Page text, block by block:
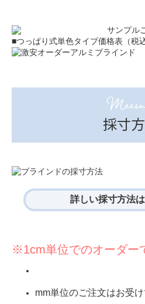
■つっぱり式単色タイプ価格表（税込
採寸
詳しい採寸方法
※1cm単位でのオーダー
mm単位のご注文はお受